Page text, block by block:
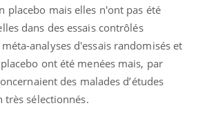
placebo mais elles n'ont pas été
dans des essais contrôlés
analyses d'essais randomisés et
ont été menées mais, par
des malades d’études
très sélectionnés.